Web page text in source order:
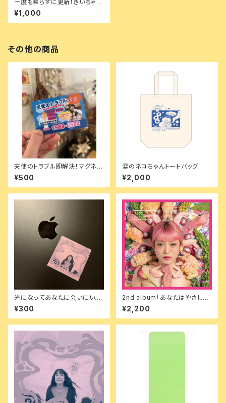
一度も乗らずに更新！きいちゃん
免許証手作りキーホルダー
¥1,000
その他の商品
天使のトラブル即解決！マグネッ
トステッカー
¥500
涙のネコちゃんトートバッグ
¥2,000
光になってあなたに会いにいく
ステッカー
¥300
2nd album「あなたはやさしか
った」
¥2,200